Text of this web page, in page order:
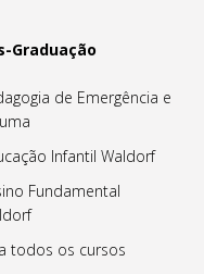
Graduação
de Emergência e
Infantil Waldorf
Fundamental
todos os cursos